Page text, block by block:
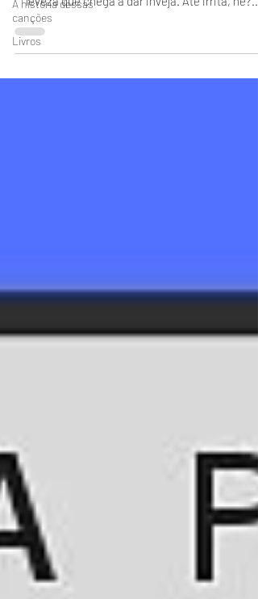
A história dessas
canções
Livros